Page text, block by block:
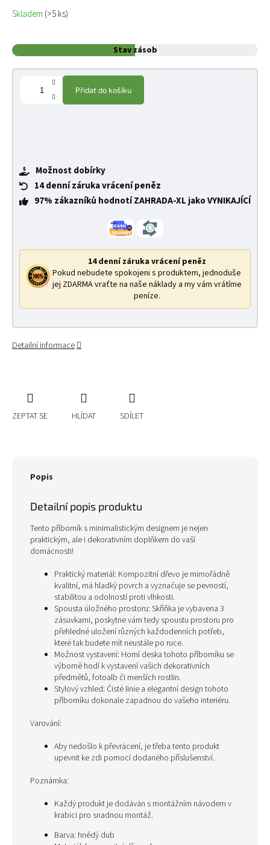
Měrná cena:
Skladem (>5 ks)
Stav zásob
Přidat do košíku
Možnost dobírky
14 denní záruka vrácení peněz
97% zákazníků hodnotí ZAHRADA-XL jako VYNIKAJÍCÍ
14 denní záruka vrácení peněz
Pokud nebudete spokojeni s produktem, jednoduše
jej ZDARMA vraťte na naše náklady a my vám vrátíme
peníze.
Detailní informace
ZEPTAT SE HLÍDAT SDÍLET
Popis
Detailní popis produktu
Tento příborník s minimalistickým designem je nejen
praktickým, ale i dekorativním doplňkem do vaší
domácnosti!
Praktický materiál: Kompozitní dřevo je mimořádně
kvalitní, má hladký povrch a vyznačuje se pevností,
stabilitou a odolností proti vlhkosti.
Spousta úložného prostoru: Skříňka je vybavena 3
zásuvkami, poskytne vám tedy spoustu prostoru pro
přehledné uložení různých každodenních potřeb,
které tak budete mít neustále po ruce.
Možnost vystavení: Horní deska tohoto příborníku se
výborně hodí k vystavení vašich dekorativních
předmětů, fotoalb či menších rostlin.
Stylový vzhled: Čisté linie a elegantní design tohoto
příborníku dokonale zapadnou do vašeho interiéru.
Varování:
Aby nedošlo k převrácení, je třeba tento produkt
upevnit ke zdi pomocí dodaného příslušenství.
Poznámka:
Každý produkt je dodáván s montážním návodem v
krabici pro snadnou montáž.
Barva: hnědý dub